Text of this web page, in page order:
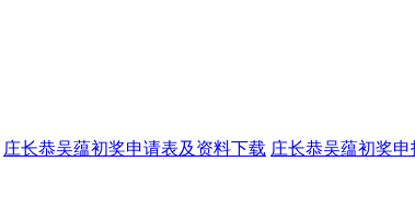
庄长恭吴蕴初奖申请表及资料下载 庄长恭吴蕴初奖